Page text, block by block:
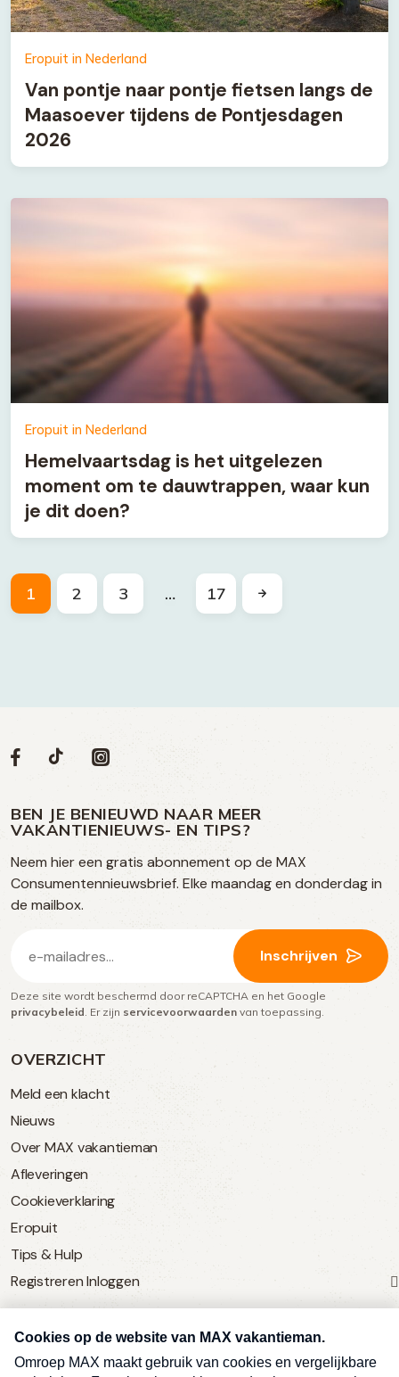
Eropuit in Nederland
Van pontje naar pontje fietsen langs de
Maasoever tijdens de Pontjesdagen
2026
Eropuit in Nederland
Hemelvaartsdag is het uitgelezen
moment om te dauwtrappen, waar kun
je dit doen?
1 2 3 … 17
OVERZICHT
Meld een klacht
Nieuws
Over MAX vakantieman
Afleveringen
Cookieverklaring
Eropuit
Tips & Hulp
Registreren Inloggen
SERVICE
Over Omroep MAX
Volg
op
social
media
Social
Volg
op
Facebook
Volg
op
TikTok
Volg
op
Instagram
BEN JE BENIEUWD NAAR MEER
VAKANTIENIEUWS- EN TIPS?
Neem hier een gratis abonnement op de MAX
Consumentennieuwsbrief. Elke maandag en donderdag in
de mailbox.
mailadres
(Vereist)
Inschrijven
Deze site wordt beschermd door reCAPTCHA en het Google
privacybeleid. Er zijn servicevoorwaarden van toepassing.